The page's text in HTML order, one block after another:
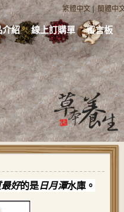
繁體中文|簡體中
介紹 線上訂購單 留言板
好的是日月潭水庫。